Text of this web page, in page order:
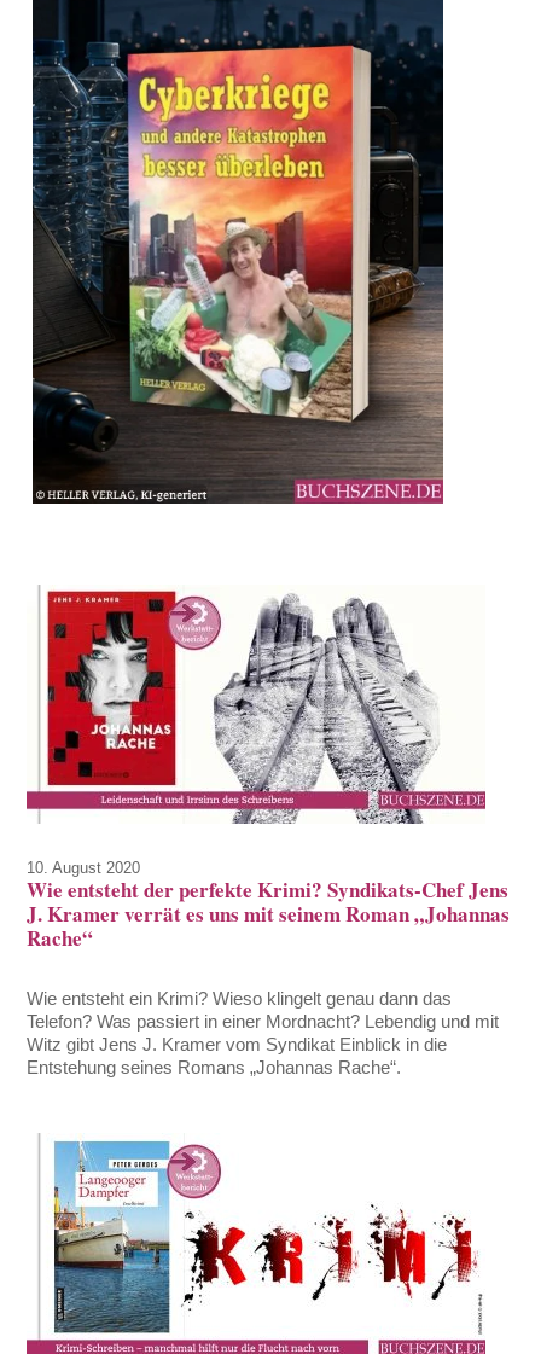
10. August 2020
Wie entsteht der perfekte Krimi? Syndikats-Chef Jens
J. Kramer verrät es uns mit seinem Roman „Johannas
Rache“
Wie entsteht ein Krimi? Wieso klingelt genau dann das
Telefon? Was passiert in einer Mordnacht? Lebendig und mit
Witz gibt Jens J. Kramer vom Syndikat Einblick in die
Entstehung seines Romans „Johannas Rache“.